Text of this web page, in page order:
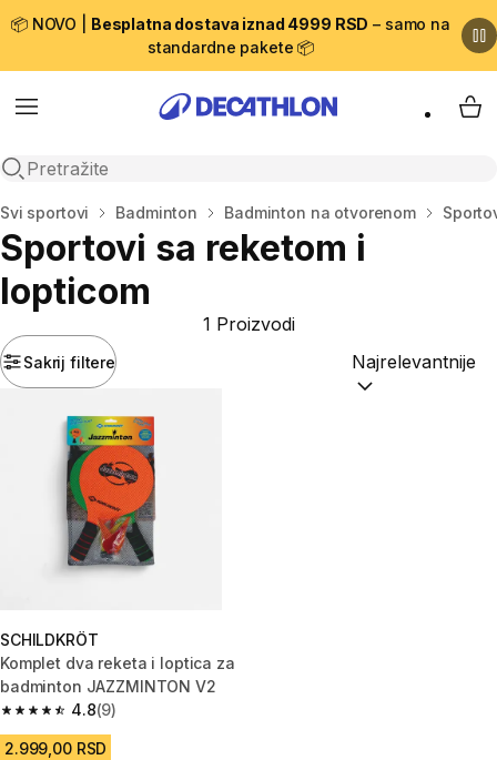
📦 NOVO | Besplatna dostava iznad 4999 RSD – samo na
standardne pakete 📦
Menu
Open search
My
Početna stranica
Svi sportovi Badminton Badminton na otvorenom
Sportovi sa reketom i
lopticom
Sakrij filtere
1 Proizvodi
Sortiraj po:
SCHILDKRÖT
Komplet dva reketa i loptica za
badminton JAZZMINTON V2
4.8
4.8 od 5 zvezdica from 9 Recenzije
(9)
2.999,00 RSD